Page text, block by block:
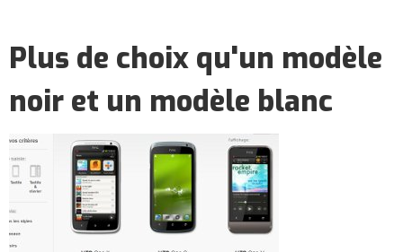
Plus de choix qu'un modèle
noir et un modèle blanc